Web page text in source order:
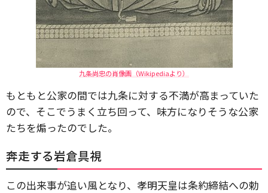
九条尚忠の肖像画（Wikipediaより）
もともと公家の間では九条に対する不満が高まっていた
ので、そこでうまく立ち回って、味方になりそうな公家
たちを煽ったのでした。
奔走する岩倉具視
この出来事が追い風となり、孝明天皇は条約締結への勅